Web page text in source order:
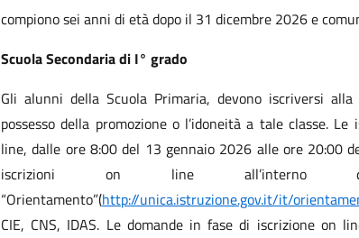
compiono sei anni di età dopo il 31 dicembre 2026 e
Scuola Secondaria di I° grado
Gli alunni della Scuola Primaria, devono iscriversi
possesso della promozione o l’idoneità a tale classe.
line, dalle ore 8:00 del 13 gennaio 2026 alle ore 20:00
iscrizioni on line all’interno
“Orientamento”(http://unica.istruzione.gov.it/it/
CIE, CNS, IDAS. Le domande in fase di iscrizione on